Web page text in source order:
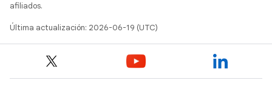
afiliados.
Última actualización: 2026-06-19 (UTC)